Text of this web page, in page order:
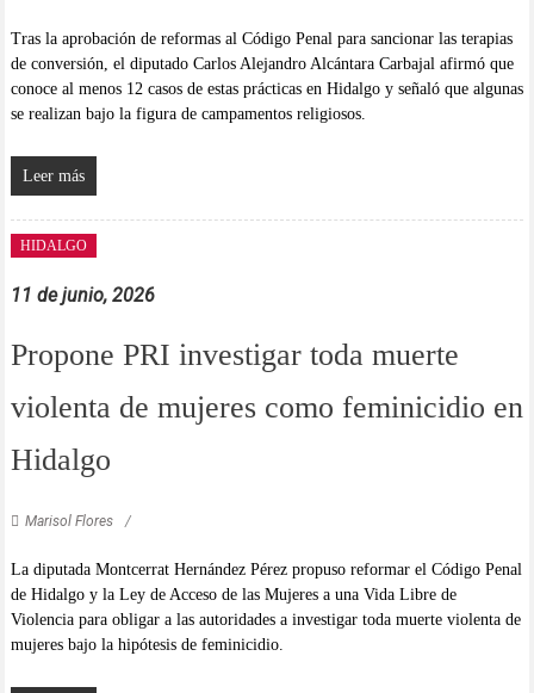
Tras la aprobación de reformas al Código Penal para sancionar las terapias
de conversión, el diputado Carlos Alejandro Alcántara Carbajal afirmó que
conoce al menos 12 casos de estas prácticas en Hidalgo y señaló que algunas
se realizan bajo la figura de campamentos religiosos.
Leer más
HIDALGO
11 de junio, 2026
Propone PRI investigar toda muerte
violenta de mujeres como feminicidio en
Hidalgo
Marisol Flores
La diputada Montcerrat Hernández Pérez propuso reformar el Código Penal
de Hidalgo y la Ley de Acceso de las Mujeres a una Vida Libre de
Violencia para obligar a las autoridades a investigar toda muerte violenta de
mujeres bajo la hipótesis de feminicidio.